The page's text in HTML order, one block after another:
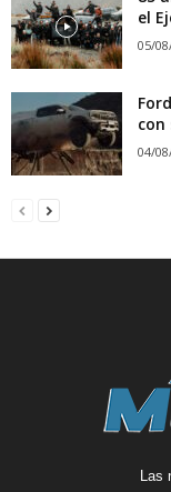
el
05/
con
04/
Las